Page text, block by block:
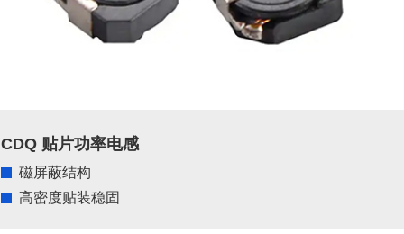
CDQ 贴片功率电感
磁屏蔽结构
高密度贴装稳固